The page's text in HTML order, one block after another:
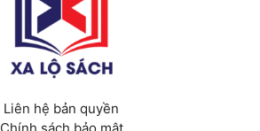
Liên hệ bản quyền